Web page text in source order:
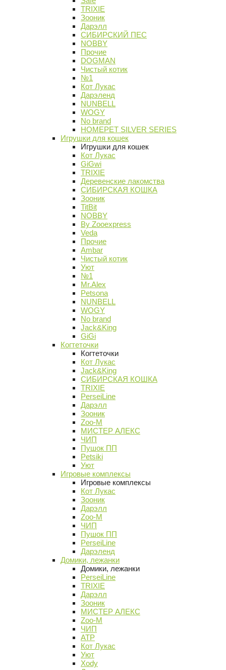
TRIXIE
Зооник
Дарэлл
СИБИРСКИЙ ПЕС
NOBBY
Прочие
DOGMAN
Чистый котик
№1
Кот Лукас
Дарэленд
NUNBELL
WOGY
No brand
HOMEPET SILVER SERIES
Игрушки для кошек
Игрушки для кошек
Кот Лукас
GiGwi
TRIXIE
Деревенские лакомства
СИБИРСКАЯ КОШКА
Зооник
TitBit
NOBBY
By Zooexpress
Veda
Прочие
Ambar
Чистый котик
Уют
№1
Mr.Alex
Petsona
NUNBELL
WOGY
No brand
Jack&King
GiGi
Когтеточки
Когтеточки
Кот Лукас
Jack&King
СИБИРСКАЯ КОШКА
TRIXIE
PerseiLine
Дарэлл
Зооник
Zoo-M
МИСТЕР АЛЕКС
ЧИП
Пушок ПП
Petsiki
Уют
Игровые комплексы
Игровые комплексы
Кот Лукас
Зооник
Дарэлл
Zoo-M
ЧИП
Пушок ПП
PerseiLine
Дарэленд
Домики, лежанки
Домики, лежанки
PerseiLine
TRIXIE
Дарэлл
Зооник
МИСТЕР АЛЕКС
Zoo-M
ЧИП
АТР
Кот Лукас
Уют
Xody